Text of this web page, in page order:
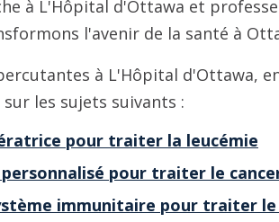
à L'Hôpital d'Ottawa et
l'avenir de la santé à
à L'Hôpital d'Ottawa,
les sujets suivants :
pour traiter la leucémie
pour traiter le
immunitaire pour traiter le